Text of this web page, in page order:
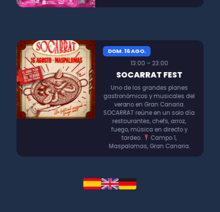
DOM. 16 AGO.
13:00 – 23:00
SOCARRAT FEST
Uno de los grandes planes
gastronómicos y musicales del
verano en Gran Canaria.
SOCARRAT reúne en un solo día
restaurantes, chefs, arroz,
fuego, música en directo y
tardeo.
Campo 1,
Maspalomas, Gran Canaria.